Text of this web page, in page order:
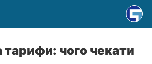
тарифи: чого чекати